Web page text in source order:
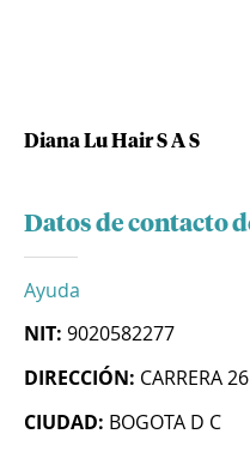
Diana Lu Hair S A S
Datos de contacto
Ayuda
NIT: 9020582277
DIRECCIÓN: CARRERA
CIUDAD: BOGOTA D C